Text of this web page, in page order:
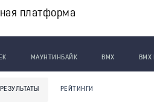
платформа
МАУНТИНБАЙК BMX BMX
РЕЗУЛЬТАТЫ РЕЙТИНГИ